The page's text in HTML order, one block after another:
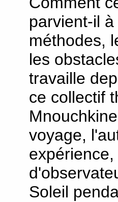
parvient-il
méthodes,
les
travaille
ce collectif
voyage,
Soleil